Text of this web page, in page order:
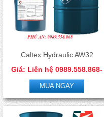
Caltex Hydraulic AW32
Giá: Liên hệ 0989.558.868-
0966.506.288
MUA NGAY